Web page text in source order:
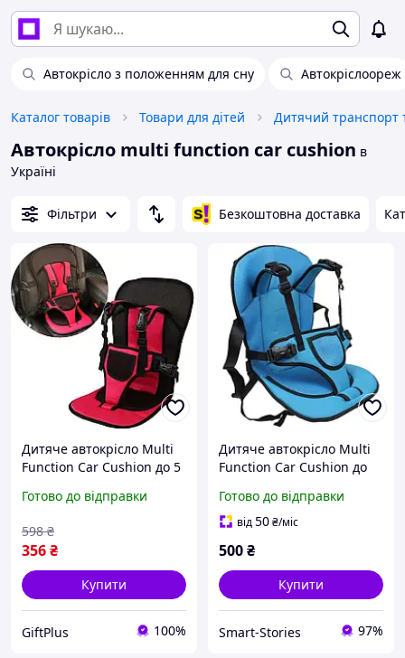
Автокрісло з положенням для сну Автокріслоореж
Каталог товарів Товари для дітей Дитячий транспорт
Автокрісло multi function car cushion в
Україні
Фільтри Безкоштовна доставка
Дитяче автокрісло Multi
Function Car Cushion до 5
Готово до відправки
356₴
598 ₴
Купити
GiftPlus 100%
Дитяче автокрісло Multi
Function Car Cushion до
Готово до відправки
від50₴/міс
500₴
Купити
Smart-Stories 97%